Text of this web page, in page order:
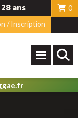
ans
0
/ Inscription